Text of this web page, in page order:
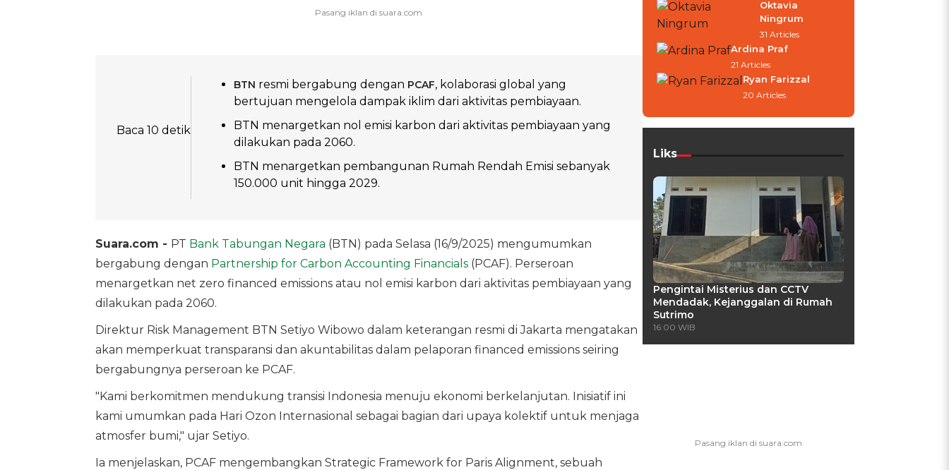
Baca 10 detik
BTN resmi bergabung dengan PCAF, kolaborasi global yang
bertujuan mengelola dampak iklim dari aktivitas pembiayaan.
BTN menargetkan nol emisi karbon dari aktivitas pembiayaan yang
dilakukan pada 2060.
BTN menargetkan pembangunan Rumah Rendah Emisi sebanyak
150.000 unit hingga 2029.
Suara.com - PT Bank Tabungan Negara (BTN) pada Selasa (16/9/2025) mengumumkan
bergabung dengan Partnership for Carbon Accounting Financials(PCAF). Perseroan
menargetkan net zero financed emissions atau nol emisi karbon dari aktivitas pembiayaan yang
dilakukan pada 2060.
Direktur Risk Management BTN Setiyo Wibowo dalam keterangan resmi di Jakarta mengatakan
akan memperkuat transparansi dan akuntabilitas dalam pelaporan financed emissions seiring
bergabungnya perseroan ke PCAF.
"Kami berkomitmen mendukung transisi Indonesia menuju ekonomi berkelanjutan. Inisiatif ini
kami umumkan pada Hari Ozon Internasional sebagai bagian dari upaya kolektif untuk menjaga
atmosfer bumi," ujar Setiyo.
Ia menjelaskan, PCAF mengembangkan Strategic Framework for Paris Alignment, sebuah
Oktavia
Ningrum
31 Articles
Ardina Praf
21 Articles
Ryan Farizzal
20 Articles
Liks
Pengintai Misterius dan CCTV
Mendadak, Kejanggalan di Rumah
Sutrimo
16:00 WIB